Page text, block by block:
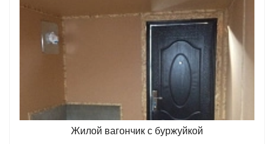
Жилой вагончик с буржуйкой